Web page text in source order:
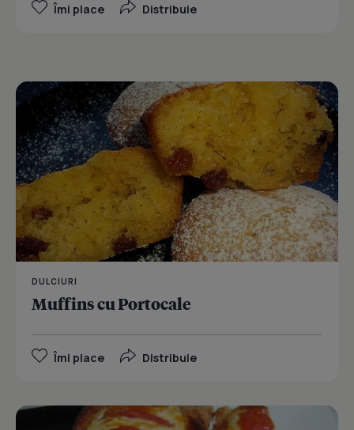
Îmi place Distribuie
DULCIURI
Muffins cu Portocale
Îmi place Distribuie